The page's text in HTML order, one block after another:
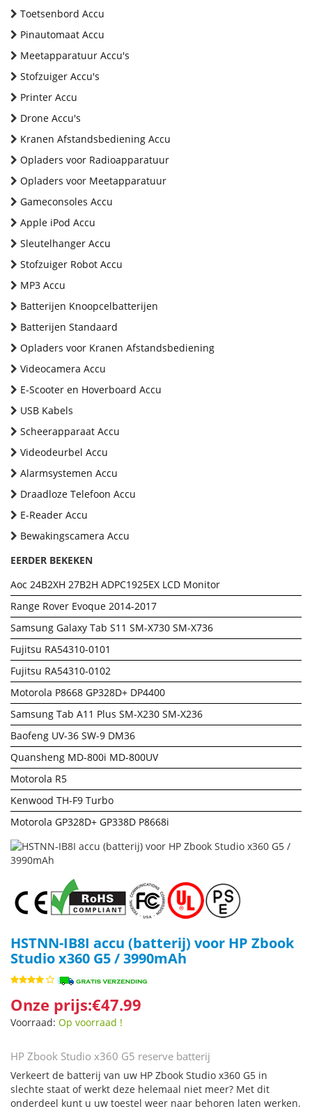
Toetsenbord Accu
Pinautomaat Accu
Meetapparatuur Accu's
Stofzuiger Accu's
Printer Accu
Drone Accu's
Kranen Afstandsbediening Accu
Opladers voor Radioapparatuur
Opladers voor Meetapparatuur
Gameconsoles Accu
Apple iPod Accu
Sleutelhanger Accu
Stofzuiger Robot Accu
MP3 Accu
Batterijen Knoopcelbatterijen
Batterijen Standaard
Opladers voor Kranen Afstandsbediening
Videocamera Accu
E-Scooter en Hoverboard Accu
USB Kabels
Scheerapparaat Accu
Videodeurbel Accu
Alarmsystemen Accu
Draadloze Telefoon Accu
E-Reader Accu
Bewakingscamera Accu
EERDER BEKEKEN
Aoc 24B2XH 27B2H ADPC1925EX LCD Monitor
Range Rover Evoque 2014-2017
Samsung Galaxy Tab S11 SM-X730 SM-X736
Fujitsu RA54310-0101
Fujitsu RA54310-0102
Motorola P8668 GP328D+ DP4400
Samsung Tab A11 Plus SM-X230 SM-X236
Baofeng UV-36 SW-9 DM36
Quansheng MD-800i MD-800UV
Motorola R5
Kenwood TH-F9 Turbo
Motorola GP328D+ GP338D P8668i
HSTNN-IB8I accu (batterij) voor HP Zbook
Studio x360 G5 / 3990mAh
Onze prijs:€47.99
Voorraad: Op voorraad !
HP Zbook Studio x360 G5 reserve batterij
Verkeert de batterij van uw HP Zbook Studio x360 G5 in
slechte staat of werkt deze helemaal niet meer? Met dit
onderdeel kunt u uw toestel weer naar behoren laten werken.